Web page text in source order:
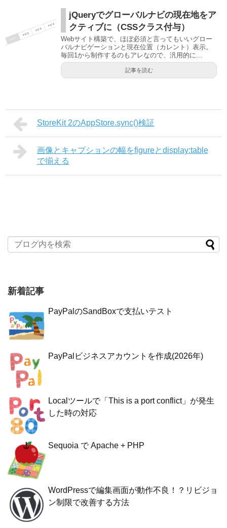
jQueryでグローバルナビの現在地をア
クティブに（CSSクラス付与）
Webサイト構築で、ほぼ必須と言ってもいいグロー
バルナビゲーションと現在位置（カレント）表示。
毎回1から制作するのもアレなので、汎用的に...
記事を読む
StoreKit 2のAppStore.sync()検証
画像とキャプションの幅をfigureとdisplay:table
で揃える
新着記事
PayPalのSandBoxで支払いテスト
PayPalビジネスアカウントを作成(2026年)
Localツールで「This is a port conflict」が発生
した時の対応
Sequoia で Apache + PHP
WordPressで編集画面が動作不良！？リビジョ
ン制限で改善する方法